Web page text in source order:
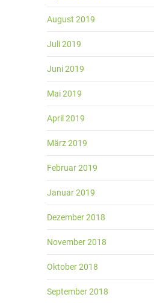
August 2019
Juli 2019
Juni 2019
Mai 2019
April 2019
März 2019
Februar 2019
Januar 2019
Dezember 2018
November 2018
Oktober 2018
September 2018